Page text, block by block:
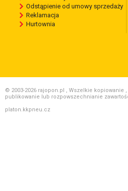
Odstąpienie od umowy sprzedaży
Reklamacja
Hurtownia
© 2003-2026 rajopon.pl , Wszelkie kopiowanie ,
publikowanie lub rozpowszechnianie
platon.kkpneu.cz